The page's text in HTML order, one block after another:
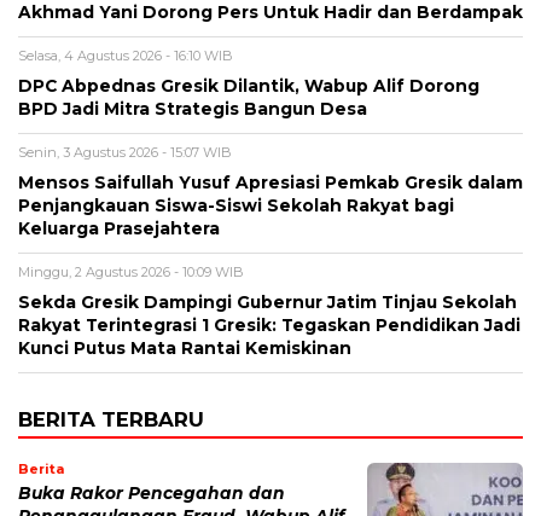
Akhmad Yani Dorong Pers Untuk Hadir dan Berdampak
Selasa, 4 Agustus 2026 - 16:10 WIB
DPC Abpednas Gresik Dilantik, Wabup Alif Dorong
BPD Jadi Mitra Strategis Bangun Desa
Senin, 3 Agustus 2026 - 15:07 WIB
Mensos Saifullah Yusuf Apresiasi Pemkab Gresik dalam
Penjangkauan Siswa-Siswi Sekolah Rakyat bagi
Keluarga Prasejahtera
Minggu, 2 Agustus 2026 - 10:09 WIB
Sekda Gresik Dampingi Gubernur Jatim Tinjau Sekolah
Rakyat Terintegrasi 1 Gresik: Tegaskan Pendidikan Jadi
Kunci Putus Mata Rantai Kemiskinan
BERITA TERBARU
Berita
Buka Rakor Pencegahan dan